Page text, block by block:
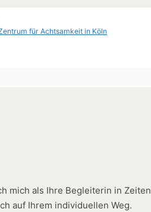
mich als Ihre Begleiterin in Zeiten
auf Ihrem individuellen Weg.